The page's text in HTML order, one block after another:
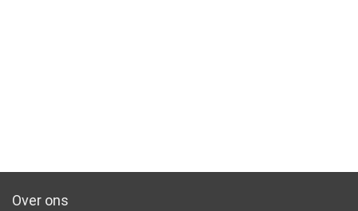
Over ons